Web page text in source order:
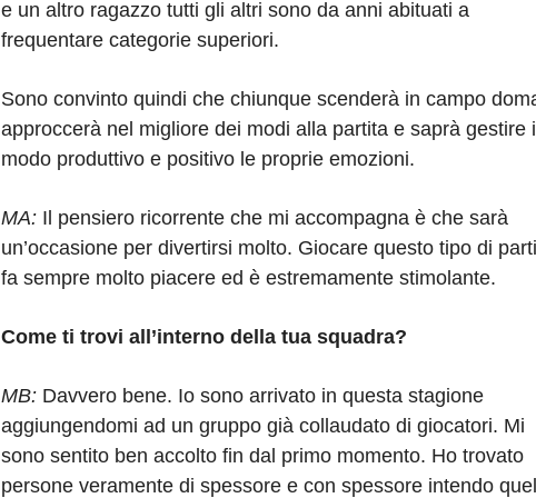
e un altro ragazzo tutti gli altri sono da anni abituati a
frequentare categorie superiori.
Sono convinto quindi che chiunque scenderà in campo
approccerà nel migliore dei modi alla partita e saprà gestire
modo produttivo e positivo le proprie emozioni.
MA: Il pensiero ricorrente che mi accompagna è che sarà
un’occasione per divertirsi molto. Giocare questo tipo di
fa sempre molto piacere ed è estremamente stimolante.
Come ti trovi all’interno della tua squadra?
MB: Davvero bene. Io sono arrivato in questa stagione
aggiungendomi ad un gruppo già collaudato di giocatori. Mi
sono sentito ben accolto fin dal primo momento. Ho trovato
persone veramente di spessore e con spessore intendo